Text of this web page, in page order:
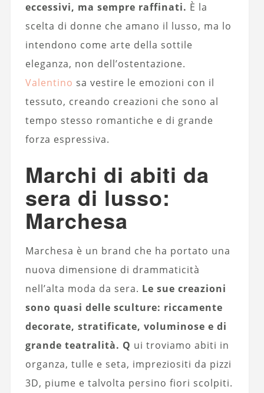
eccessivi, ma sempre raffinati. È la
scelta di donne che amano il lusso, ma lo
intendono come arte della sottile
eleganza, non dell’ostentazione.
Valentino sa vestire le emozioni con il
tessuto, creando creazioni che sono al
tempo stesso romantiche e di grande
forza espressiva.
Marchi di abiti da
sera di lusso:
Marchesa
Marchesa è un brand che ha portato una
nuova dimensione di drammaticità
nell’alta moda da sera. Le sue creazioni
sono quasi delle sculture: riccamente
decorate, stratificate, voluminose e di
grande teatralità. Q ui troviamo abiti in
organza, tulle e seta, impreziositi da pizzi
3D, piume e talvolta persino fiori scolpiti.